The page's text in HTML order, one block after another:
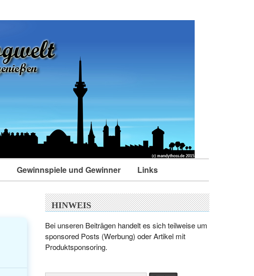
Gewinnspiele und Gewinner Links
HINWEIS
Bei unseren Beiträgen handelt es sich teilweise um
sponsored Posts (Werbung) oder Artikel mit
Produktsponsoring.